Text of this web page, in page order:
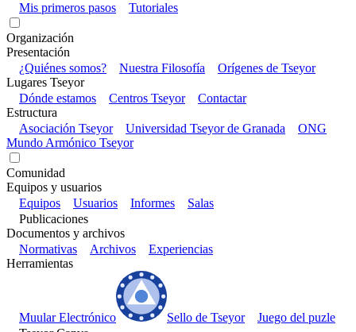
Mis primeros pasos
Tutoriales
Organización
Presentación
¿Quiénes somos?
Nuestra Filosofía
Orígenes de Tseyor
Lugares Tseyor
Dónde estamos
Centros Tseyor
Contactar
Estructura
Asociación Tseyor
Universidad Tseyor de Granada
ONG
Mundo Armónico Tseyor
Comunidad
Equipos y usuarios
Equipos
Usuarios Informes
Salas
Publicaciones
Documentos y archivos
Normativas
Archivos
Experiencias
Herramientas
Muular Electrónico Sello de Tseyor
Juego del puzle